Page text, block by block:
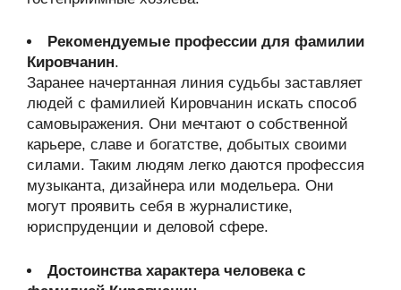
Рекомендуемые профессии для фамилии
Кировчанин.
Заранее начертанная линия судьбы заставляет
людей с фамилией Кировчанин искать способ
самовыражения. Они мечтают о собственной
карьере, славе и богатстве, добытых своими
силами. Таким людям легко даются профессия
музыканта, дизайнера или модельера. Они
могут проявить себя в журналистике,
юриспруденции и деловой сфере.
Достоинства характера человека с